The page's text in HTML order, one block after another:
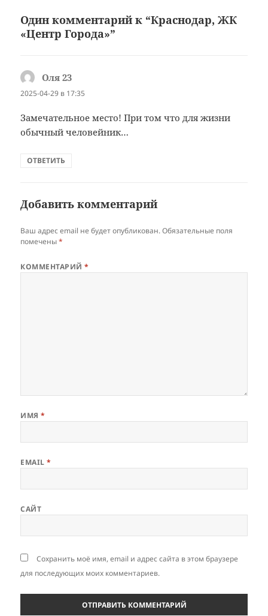
Один комментарий к “Краснодар, ЖК
«Центр Города»”
Оля 23
2025-04-29 в 17:35
Замечательное место! При том что для жизни
обычный человейник…
ОТВЕТИТЬ
Добавить комментарий
Ваш адрес email не будет опубликован. Обязательные поля
помечены*
КОММЕНТАРИЙ*
ИМЯ*
EMAIL*
САЙТ
Сохранить моё имя, email и адрес сайта в этом браузере
для последующих моих комментариев.